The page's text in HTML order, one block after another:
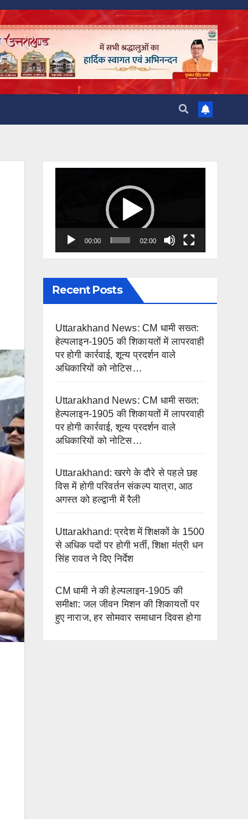
00:00 02:00
Recent Posts
Uttarakhand News: CM धामी सख्त:
हेल्पलाइन-1905 की शिकायतों में लापरवाही
पर होगी कार्रवाई, शून्य प्रदर्शन वाले
अधिकारियों को नोटिस…
Uttarakhand News: CM धामी सख्त:
हेल्पलाइन-1905 की शिकायतों में लापरवाही
पर होगी कार्रवाई, शून्य प्रदर्शन वाले
अधिकारियों को नोटिस…
Uttarakhand: खरगे के दौरे से पहले छह
विस में होगी परिवर्तन संकल्प यात्रा, आठ
अगस्त को हल्द्वानी में रैली
Uttarakhand: प्रदेश में शिक्षकों के 1500
से अधिक पदों पर होगी भर्ती, शिक्षा मंत्री धन
सिंह रावत ने दिए निर्देश
CM धामी ने की हेल्पलाइन-1905 की
समीक्षा: जल जीवन मिशन की शिकायतों पर
हुए नाराज, हर सोमवार समाधान दिवस होगा